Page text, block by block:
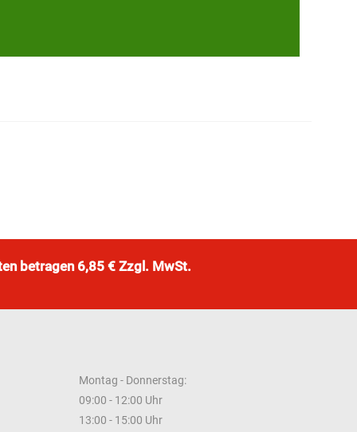
betragen 6,85 € Zzgl. MwSt.
Montag - Donnerstag:
09:00 - 12:00 Uhr
13:00 - 15:00 Uhr